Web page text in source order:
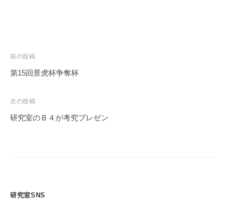
投
稿
ビ
ゲ
前の投稿
第15回景虎杯争奪杯
次の投稿
研究室のＢ４が考究プレゼン
研究室SNS